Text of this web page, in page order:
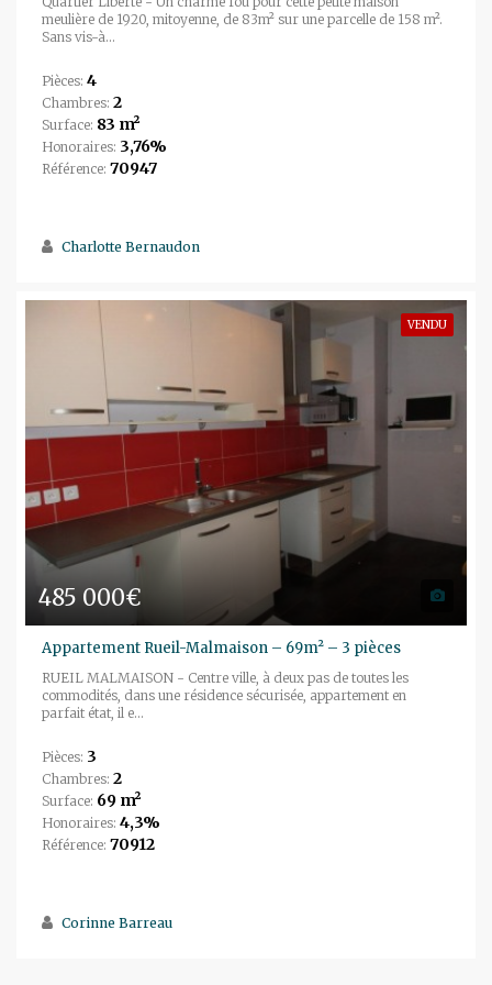
meulière de 1920, mitoyenne, de 83m² sur une parcelle de 158 m².
Sans vis-à...
Pièces: 4
Chambres: 2
Surface: 83 m²
Honoraires: 3,76%
Référence: 70947
Charlotte Bernaudon
VENDU
485 000€
Appartement Rueil-Malmaison – 69m² – 3 pièces
RUEIL MALMAISON - Centre ville, à deux pas de toutes les
commodités, dans une résidence sécurisée, appartement en
parfait état, il e...
Pièces: 3
Chambres: 2
Surface: 69 m²
Honoraires: 4,3%
Référence: 70912
Corinne Barreau